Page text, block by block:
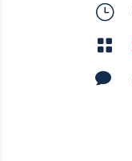
}

